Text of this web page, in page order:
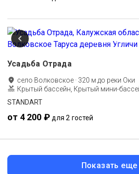
Усадьба Отрада
село Волковское · 320 м до реки Оки
Крытый бассейн, Крытый мини-
STANDART
от 4 200 ₽ для 2 гостей
Показать еще